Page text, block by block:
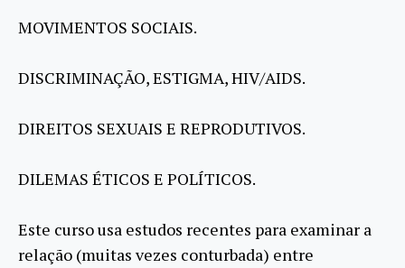
MOVIMENTOS SOCIAIS.
DISCRIMINAÇÃO, ESTIGMA, HIV/AIDS.
DIREITOS SEXUAIS E REPRODUTIVOS.
DILEMAS ÉTICOS E POLÍTICOS.
Este curso usa estudos recentes para examinar a
relação (muitas vezes conturbada) entre